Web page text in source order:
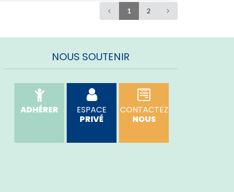
1 2
NOUS SOUTENIR
ADHÉRER
ESPACE
PRIVÉ
CONTACTEZ
NOUS